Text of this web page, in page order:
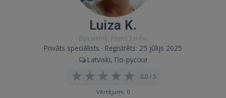
Luiza K.
Bija vietnē: Pirms 3 mēn.
Privāts speciālists · Reģistrēts: 25 jūlijs 2025
Latviski, По-русски
0,0 / 5
Vērtējumi: 0